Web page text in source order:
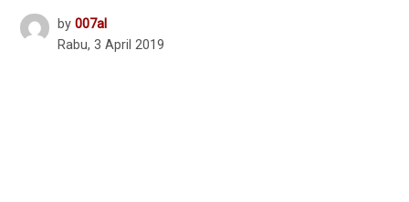
by 007al
Rabu, 3 April 2019